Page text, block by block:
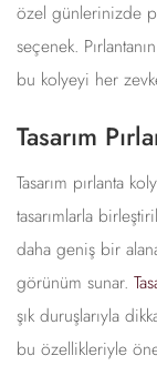
özel günlerinizde
seçenek.
bu kolyeyi her
Tasarım
Tasarım pırlanta
tasarımlarla
daha geniş bir
görünüm sunar.
şık duruşlarıyla
bu özellikleriyle